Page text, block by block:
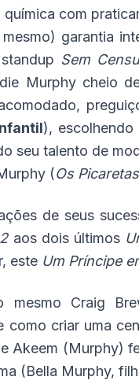
química com
garantia
Sem
Murphy cheio
), escolhendo
seu talento de
(Os Picaretas
de seus
aos dois últimos
este Um Príncipe
mesmo Craig
como criar uma
Akeem (Murphy)
(Bella Murphy,